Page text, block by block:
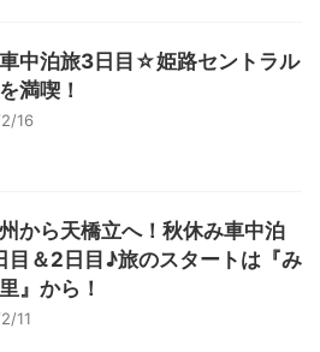
中泊旅3日目☆姫路セントラル
満喫！
16
から天橋立へ！秋休み車中泊
＆2日目♪旅のスタートは『み
』から！
11